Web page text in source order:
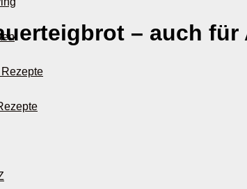
– auch für